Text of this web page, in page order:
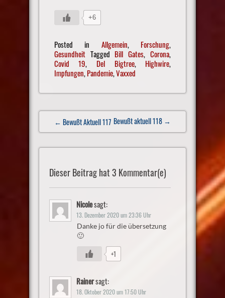
+6
Posted in Allgemein, Forschung,
GesundheitTagged Bill Gates,Corona,
Covid 19, Del Bigtree, Highwire,
Impfungen,Pandemie,Vaxxed
Post
navigation
← Bewußt Aktuell 117 Bewußt aktuell 118 →
Dieser Beitrag hat 3 Kommentar(e)
Nicolesagt:
13. Dezember 2020 um 23:36 Uhr
Danke jo für die übersetzung
🙂
+1
Rainersagt:
18. Oktober 2020 um 17:50 Uhr